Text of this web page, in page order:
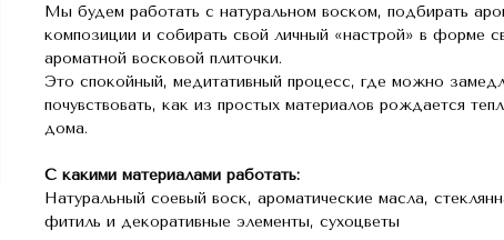
Мы будем работать с натуральном воском, подбирать
композиции и собирать свой личный «настрой» в форме
ароматной восковой плиточки.
Это спокойный, медитативный процесс, где можно
почувствовать, как из простых материалов рождается
дома.
С какими материалами работать:
Натуральный соевый воск, ароматические масла,
фитиль и декоративные элементы, сухоцветы